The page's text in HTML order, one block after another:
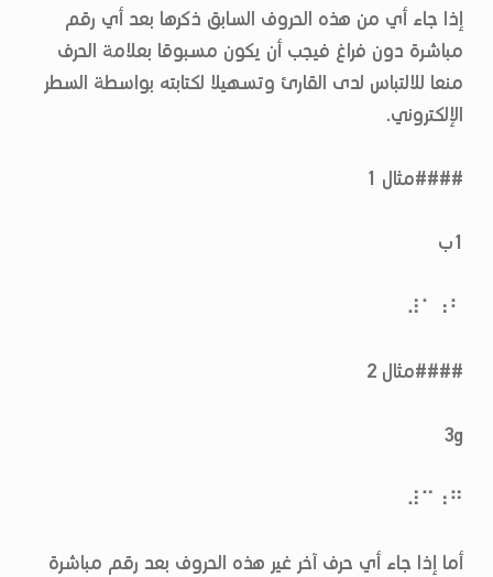
إذا جاء أي من هذه الحروف السابق ذكرها بعد أي رقم
مباشرة دون فراغ فيجب أن يكون مسبوقا بعلامة الحرف
منعا للالتباس لدى القارئ وتسهيلا لكتابته بواسطة السطر
الإلكتروني.
####مثال 1
1ب
⠼⠁⠰⠃
####مثال 2
3g
⠼⠉⠰⠛
أما إذا جاء أي حرف آخر غير هذه الحروف بعد رقم مباشرة